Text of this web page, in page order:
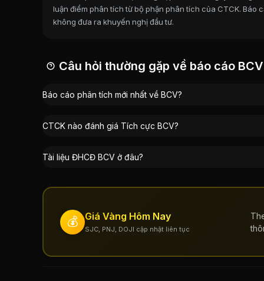
Ủy Ban Nhân Dân Tỉnh Cao Bằng: 41,76%
Nông Thị Thuý: 0,06%
luận điểm phân tích từ bộ phận phân tích của CTCK.
không đưa ra khuyến nghị đầu tư.
Câu hỏi thường gặp về báo cáo BCV
Báo cáo phân tích mới nhất về BCV?
CTCK nào đánh giá Tích cực BCV?
Tài liệu ĐHCĐ BCV ở đâu?
💰 Giá Vàng Hôm Nay
SJC, PNJ, DOJI cập nhật liên tục